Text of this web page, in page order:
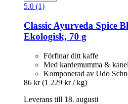
5.0 (1)
Classic Ayurveda Spice
Ekologisk, 70 g
Förfinar ditt kaffe
Med kardemumma & kanel
Komponerad av Udo
86 kr (1 229 kr / kg)
Leverans till 18. augusti